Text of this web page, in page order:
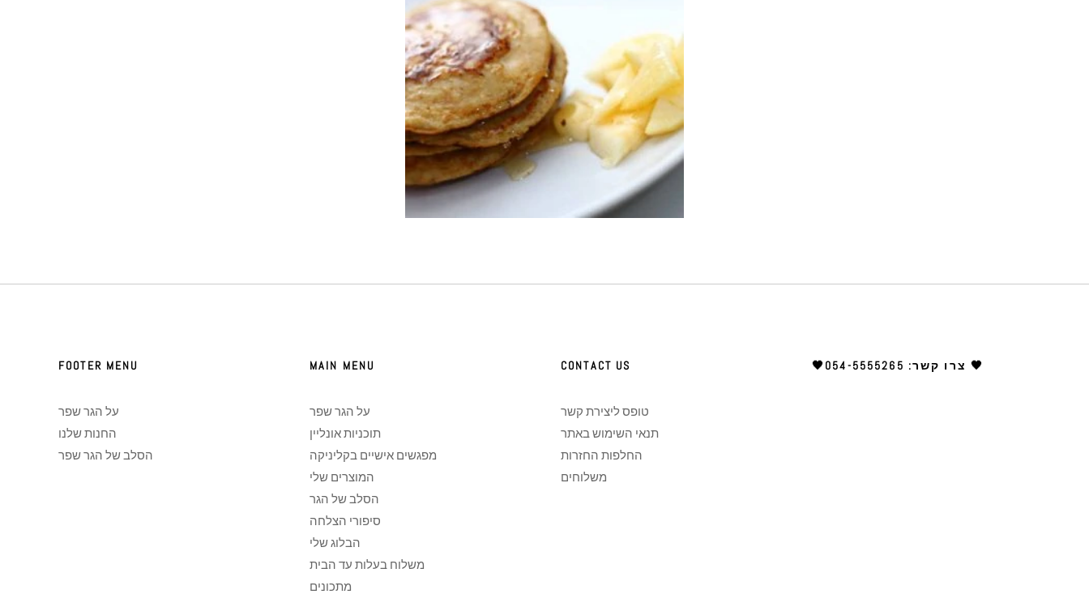
FOOTER MENU
על הגר שפר
החנות שלנו
הסלב של הגר שפר
MAIN MENU
על הגר שפר
תוכניות אונליין
מפגשים אישיים בקליניקה
המוצרים שלי
הסלב של הגר
סיפורי הצלחה
הבלוג שלי
משלוח בעלות עד הבית
מתכונים
CONTACT US
טופס ליצירת קשר
תנאי השימוש באתר
החלפות החזרות
משלוחים
🖤054-5555265 :צרו קשר 🖤